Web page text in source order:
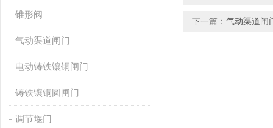
锥形阀
气动渠道闸门
电动铸铁镶铜闸门
铸铁镶铜圆闸门
调节堰门
下一篇： 气动渠道闸